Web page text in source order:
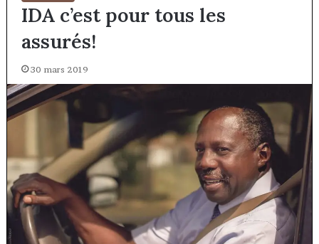
IDA c’est pour tous les
assurés!
30 mars 2019